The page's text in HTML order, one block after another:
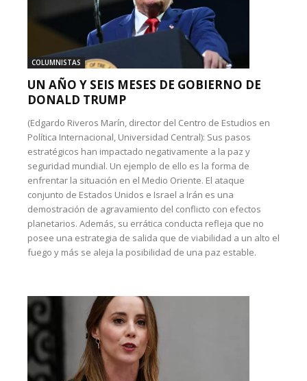
COLUMNISTAS
UN AÑO Y SEIS MESES DE GOBIERNO DE
DONALD TRUMP
(Edgardo Riveros Marín, director del Centro de Estudios en
Política Internacional, Universidad Central): Sus pasos
estratégicos han impactado negativamente a la paz y
seguridad mundial. Un ejemplo de ello es la forma de
enfrentar la situación en el Medio Oriente. El ataque
conjunto de Estados Unidos e Israel a Irán es una
demostración de agravamiento del conflicto con efectos
planetarios. Además, su errática conducta refleja que no
posee una estrategia de salida que de viabilidad a un alto el
fuego y más se aleja la posibilidad de una paz estable.